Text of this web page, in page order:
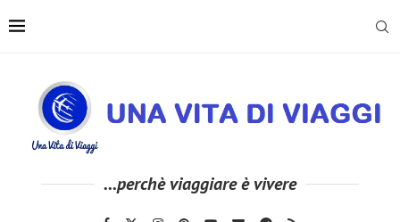
...perchè viaggiare è vivere